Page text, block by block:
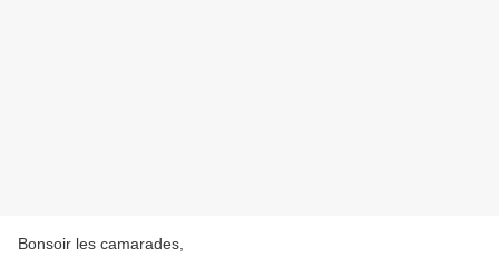
Bonsoir les camarades,